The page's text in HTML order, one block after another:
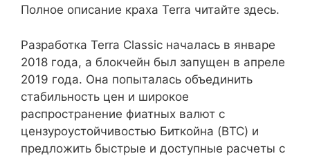
Полное описание краха Terra читайте здесь.
Разработка Terra Classic началась в январе
2018 года, а блокчейн был запущен в апреле
2019 года. Она попыталась объединить
стабильность цен и широкое
распространение фиатных валют с
цензуроустойчивостью Биткойна (BTC) и
предложить быстрые и доступные расчеты с